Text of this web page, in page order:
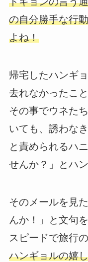
の自分勝手な行
よね！
帰宅したハンギ
去れなかったこ
その事でウネた
いても、誘わな
と責められるハ
せんか？」とハ
そのメールを見
んか！」と文句
スピードで旅行
ハンギョルの嬉